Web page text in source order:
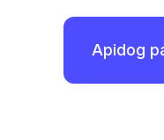
Apidog